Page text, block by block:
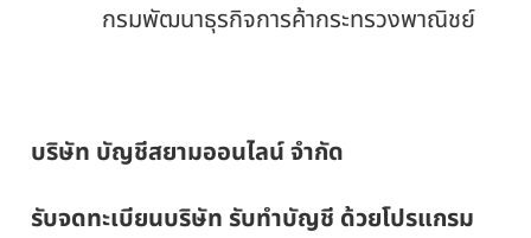
กรมพัฒนาธุรกิจการค้ากระทรวงพาณิชย์
บริษัท บัญชีสยามออนไลน์ จำกัด
รับจดทะเบียนบริษัท รับทำบัญชี ด้วยโปรแกรม